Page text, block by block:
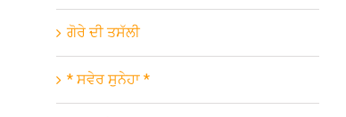
ਗੋਰੇ ਦੀ ਤਸੱਲੀ
* ਸਵੇਰ ਸੁਨੇਹਾ *